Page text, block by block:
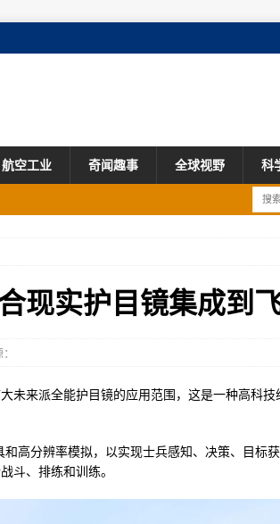
航空工业 奇闻趣事 全球视野 科
现实护目镜集成到
未来派全能护目镜的应用范围，这是一种高科技
和高分辨率模拟，以实现士兵感知、决策、目标
斗、排练和训练。